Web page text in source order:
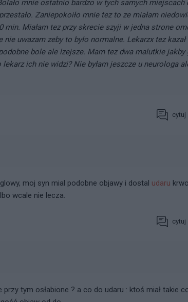
mnie ostatnio bardzo w tych samych miejscach
Zaniepokoiło mnie tez to ze miałam
min. Miałam tez przy skrecie szyji w jedna strone
nie uwazam zeby to było normalne. Lekarzx tez
bole ale lzejsze. Mam tez dwa malutkie
ich nie widzi? Nie byłam jeszcze u neurologa
cytuj
moj syn mial podobne objawy i dostal udaru
wcale nie lecza.
cytuj
przy tym osłabione ? a co do udaru : ktoś miał takie